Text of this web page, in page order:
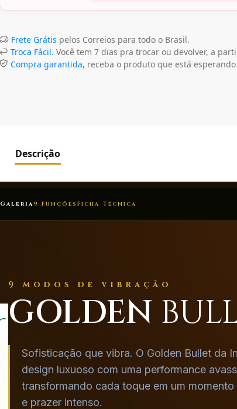
Frete Grátis pelos Correios para todo o Brasil.
Troca Fácil. Você tem 7 dias pra trocar ou devolver, a
Compra garantida, receba o produto que está
Descrição
Galeria9 Funções Ficha Técnica
9 modos de vibração
GOLDEN
Sofisticação que vibra. O Golden Bullet da
design luxuoso com uma performance
transformando cada toque em um
e prazer intenso.